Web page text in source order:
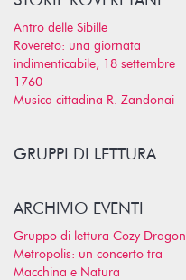
Antro delle Sibille
Rovereto: una giornata
indimenticabile, 18 settembre
1760
Musica cittadina R. Zandonai
GRUPPI DI LETTURA
ARCHIVIO EVENTI
Gruppo di lettura Cozy Dragon
Metropolis: un concerto tra
Macchina e Natura